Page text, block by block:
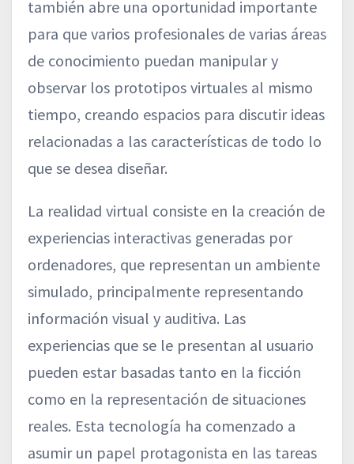
también abre una oportunidad importante
para que varios profesionales de varias áreas
de conocimiento puedan manipular y
observar los prototipos virtuales al mismo
tiempo, creando espacios para discutir ideas
relacionadas a las características de todo lo
que se desea diseñar.
La realidad virtual consiste en la creación de
experiencias interactivas generadas por
ordenadores, que representan un ambiente
simulado, principalmente representando
información visual y auditiva. Las
experiencias que se le presentan al usuario
pueden estar basadas tanto en la ficción
como en la representación de situaciones
reales. Esta tecnología ha comenzado a
asumir un papel protagonista en las tareas